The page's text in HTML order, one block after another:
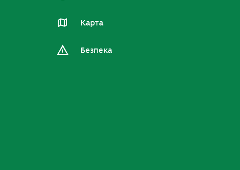
Карта
Безпека